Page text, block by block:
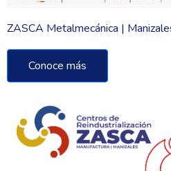
ZASCA Metalmecánica |
Conoce más